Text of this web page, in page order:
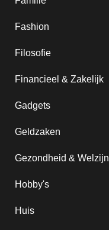
Fashion
Filosofie
Financieel & Zakelijk
Gadgets
Geldzaken
Gezondheid & Welzijn
Hobby's
Huis